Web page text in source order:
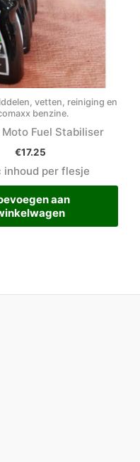
vetten, reiniging en
benzine.
Fuel Stabiliser
€17.25
inhoud per flesje
aan